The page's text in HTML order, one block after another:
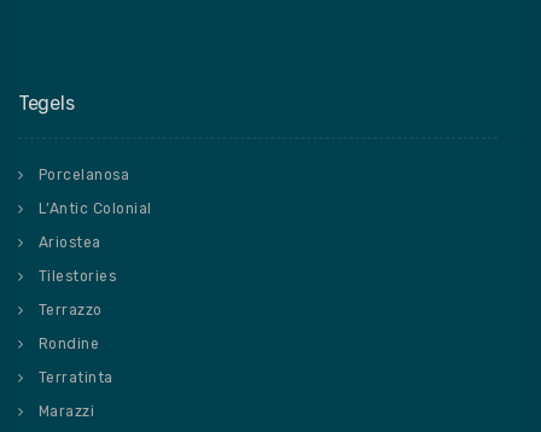
Tegels
Porcelanosa
L’Antic Colonial
Ariostea
Tilestories
Terrazzo
Rondine
Terratinta
Marazzi